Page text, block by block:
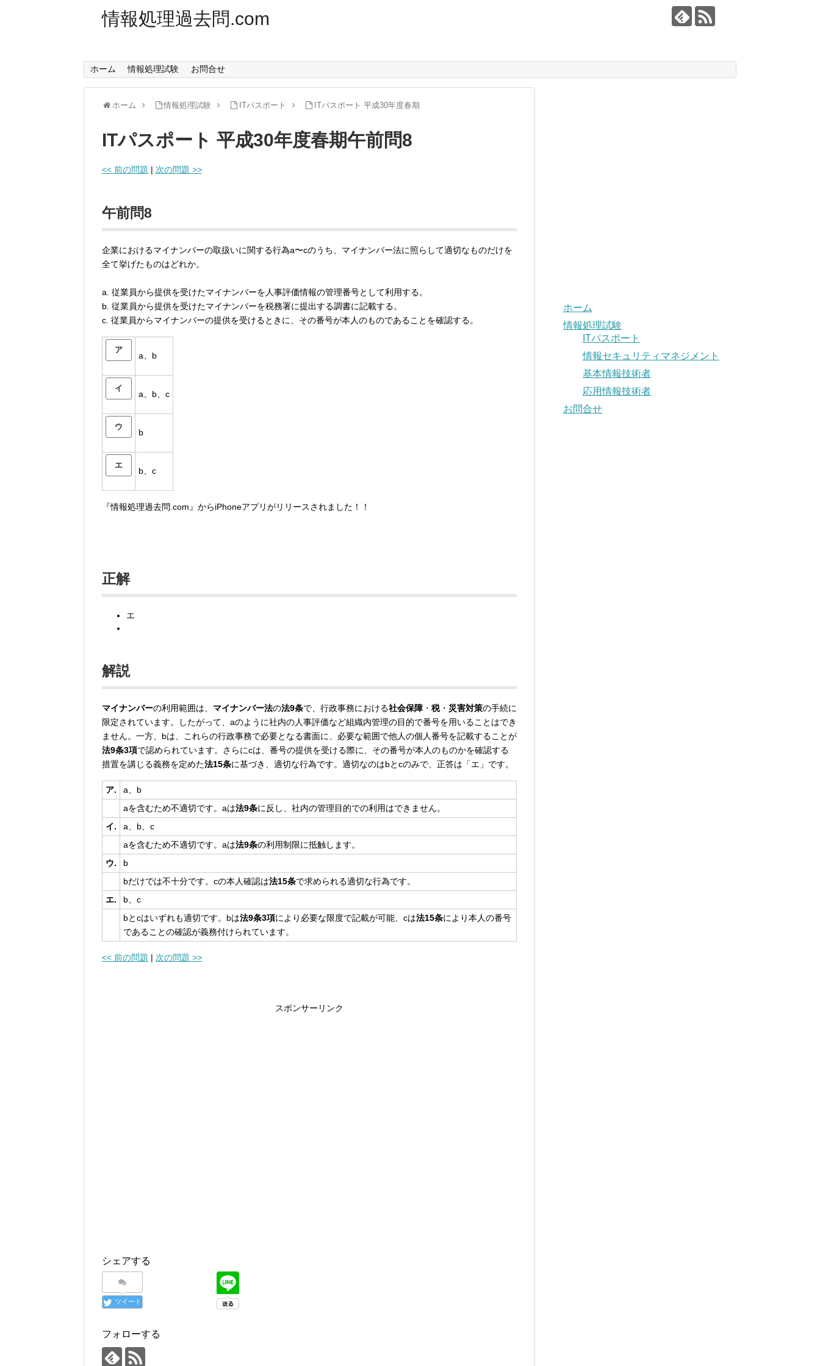
情報処理過去問.com
ホーム 情報処理試験 お問合せ
ホーム 情報処理試験 ITパスポート ITパスポート 平成30年度春期
ITパスポート 平成30年度春期午前問8
<< 前の問題 | 次の問題 >>
午前問8
企業におけるマイナンバーの取扱いに関する行為a〜cのうち、マイナンバー法に照らして適切なものだけを
全て挙げたものはどれか。
a. 従業員から提供を受けたマイナンバーを人事評価情報の管理番号として利用する。
b. 従業員から提供を受けたマイナンバーを税務署に提出する調書に記載する。
c. 従業員からマイナンバーの提供を受けるときに、その番号が本人のものであることを確認する。
ア
a、b
イ
a、b、c
ウ
b
エ
b、c
『情報処理過去問.com』からiPhoneアプリがリリースされました！！
正解
エ
解説
マイナンバーの利用範囲は、 マイナンバー法の法9条で、行政事務における社会保障 ・ 税・ 災害対策の手続に
限定されています。したがって、aのように社内の人事評価など組織内管理の目的で番号を用いることはでき
ません。一方、bは、これらの行政事務で必要となる書面に、必要な範囲で他人の個人番号を記載することが
法9条3項で認められています。さらにcは、番号の提供を受ける際に、その番号が本人のものかを確認する
措置を講じる義務を定めた法15条に基づき、適切な行為です。適切なのはbとcのみで、正答は「エ」です。
ア.
a、b
aを含むため不適切です。aは法9条に反し、社内の管理目的での利用はできません。
イ.
a、b、c
aを含むため不適切です。aは法9条の利用制限に抵触します。
ウ.
b
bだけでは不十分です。cの本人確認は法15条で求められる適切な行為です。
エ.
b、c
bとcはいずれも適切です。bは法9条3項により必要な限度で記載が可能、cは法15条により本人の番号
であることの確認が義務付けられています。
<< 前の問題 | 次の問題 >>
スポンサーリンク
シェアする
ツイート
フォローする
ホーム
情報処理試験
ITパスポート
情報セキュリティマネジメント
基本情報技術者
応用情報技術者
お問合せ